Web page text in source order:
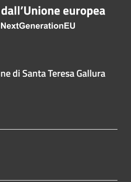
di Santa Teresa Gallura